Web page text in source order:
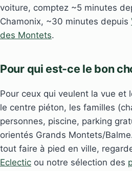
voiture, comptez ~5 minutes
Chamonix, ~30 minutes depuis
des Montets.
Pour qui est-ce le bon
Pour ceux qui veulent la vue et
le centre piéton, les familles
personnes, piscine, parking
orientés Grands Montets/
tout faire à pied en ville,
Eclectic ou notre sélection des